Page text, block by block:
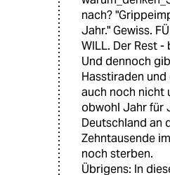
nach?
Jahr." Gewiss.
WILL. Der Rest -
Und dennoch
Hasstiraden
auch noch nicht
obwohl Jahr für
Deutschland an
Zehntausende
noch sterben.
Übrigens: In